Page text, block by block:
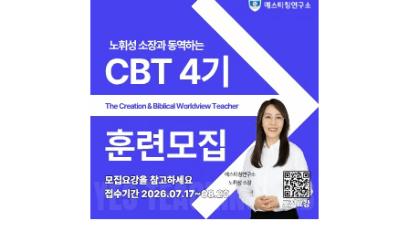
인도 마하라슈트라주 개종 금지법 시행… 기독교계